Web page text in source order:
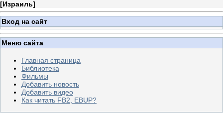
[Израиль]
Вход на сайт
Меню сайта
Главная страница
Библиотека
Фильмы
Добавить новость
Добавить видео
Как читать FB2, EBUP?